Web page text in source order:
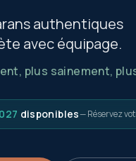
authentiques
avec équipage.
plus sainement,
disponibles— Réservez